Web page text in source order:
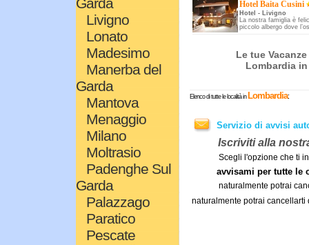
Livigno
Lonato
Madesimo
Manerba del
Garda
Mantova
Menaggio
Milano
Moltrasio
Padenghe Sul
Garda
Palazzago
Paratico
Pescate
Hotel Baita Cusini
Hotel - Livigno
La nostra famiglia è
piccolo albergo dove
Le tue
Lombardia in
Elenco di tutte le località in Lombardia:
Servizio di avvisi
Iscriviti alla
Scegli l'opzione che ti
avvisami per tutte le
naturalmente potrai
naturalmente potrai